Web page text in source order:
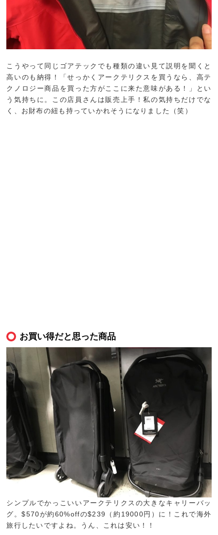
こうやって同じゴアテックでも種類の違い見て説明を聞くと
高いのも納得！「せっかくアークテリクスを買うなら、高テ
クノロジー商品を買った方がここに来た意味がある！」とい
う気持ちに。この店員さんは販売上手！私の気持ちだけでな
く、お財布の紐も持っていかれそうになりました（笑）
お買い得だと思った商品
シンプルでかっこいいアークテリクスの大きなキャリーバッ
グ。$570が約60%offの$239（約19000円）に！これで海外
旅行したいですよね。うん、これは安い！！